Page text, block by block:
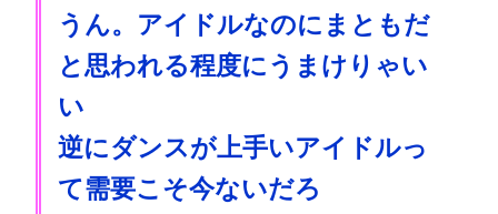
うん。アイドルなのにまともだ
と思われる程度にうまけりゃい
い
逆にダンスが上手いアイドルっ
て需要こそ今ないだろ